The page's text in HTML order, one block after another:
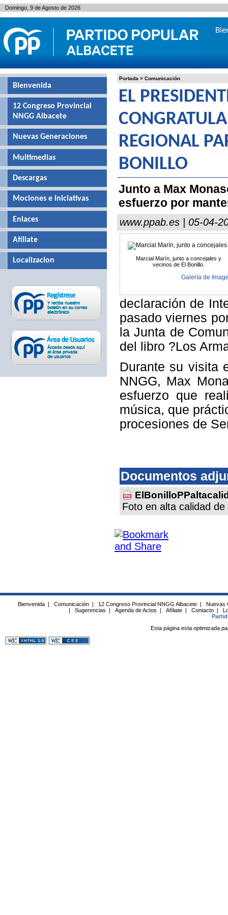
Portada > Comunicación
EL
REGIONAL
BONILLO
Junto a Max
esfuerzo por
www.ppab.es | 05-04-
Marcial Marín, junto a concejales y
vecinos de El Bonillo.
Galería de
declaración de
pasado viernes
la Junta de
del libro ?Los
Durante su visita
NNGG, Max
esfuerzo que
música, que
procesiones de
Documentos
Foto en alta calidad
Bienvenida
12 Congreso Provincial
NNGG Albacete
Nuevas Generaciones
Multimedias
Descargas
Mociones e iniciativas
Enlaces
Afíliate
Localizacion
Domingo, 9 de Agosto de 2026
Bienvenida | Comunicación | 12 Congreso Provincial NNGG Albacete |
Nuevas
|
Sugerencias | Agenda de Actos | Afíliate | Contacto |
Esta página esta optimizada